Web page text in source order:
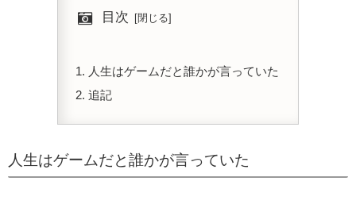
目次
人生はゲームだと誰かが言っていた
追記
人生はゲームだと誰かが言っていた